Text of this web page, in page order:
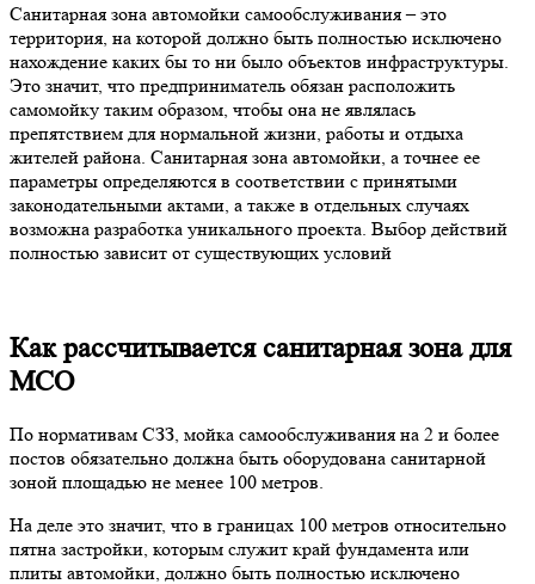
Санитарная зона автомойки самообслуживания – это
территория, на которой должно быть полностью исключено
нахождение каких бы то ни было объектов инфраструктуры.
Это значит, что предприниматель обязан расположить
самомойку таким образом, чтобы она не являлась
препятствием для нормальной жизни, работы и отдыха
жителей района. Санитарная зона автомойки, а точнее ее
параметры определяются в соответствии с принятыми
законодательными актами, а также в отдельных случаях
возможна разработка уникального проекта. Выбор действий
полностью зависит от существующих условий
Как рассчитывается санитарная зона для
МСО
По нормативам СЗЗ, мойка самообслуживания на 2 и более
постов обязательно должна быть оборудована санитарной
зоной площадью не менее 100 метров.
На деле это значит, что в границах 100 метров относительно
пятна застройки, которым служит край фундамента или
плиты автомойки, должно быть полностью исключено